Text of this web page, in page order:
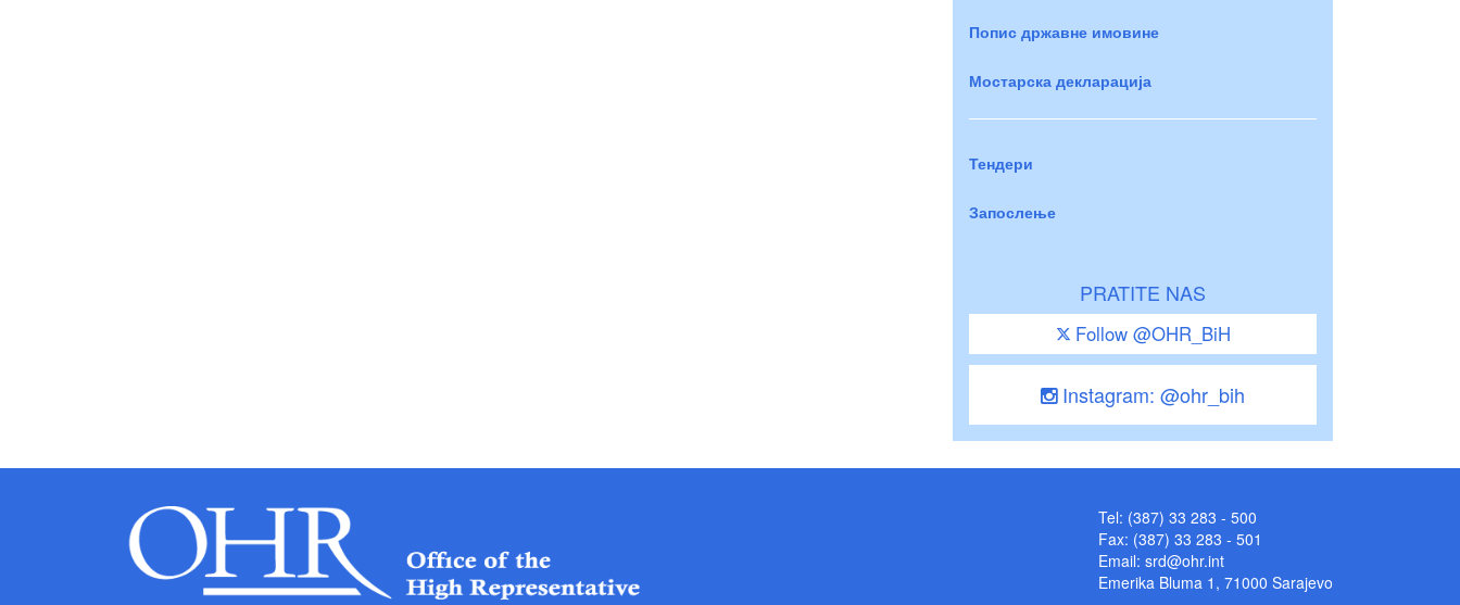
Попис државне имовине
Мостарска декларација
Тендери
Запослење
PRATITE NAS
Follow @OHR_BiH
Instagram: @ohr_bih
Tel: (387) 33 283 - 500
Fax: (387) 33 283 - 501
Email: srd@ohr.int
Emerika Bluma 1, 71000 Sarajevo